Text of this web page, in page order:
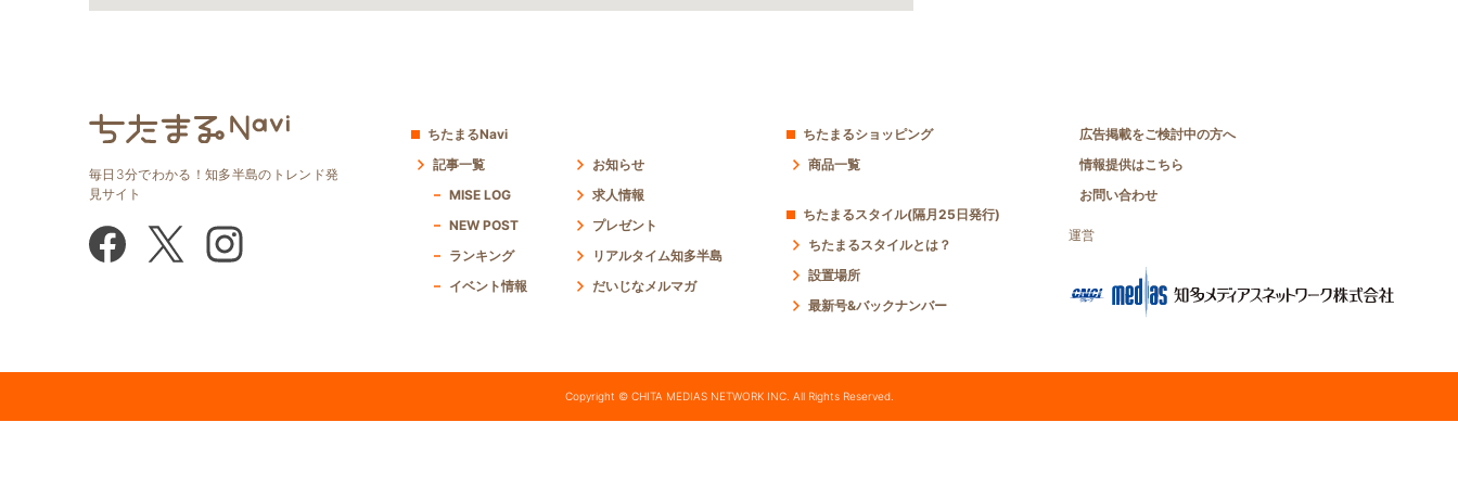
毎日3分でわかる！知多半島のトレンド発
見サイト
ちたまるNavi
記事一覧
MISE LOG
NEW POST
ランキング
イベント情報
お知らせ
求人情報
プレゼント
リアルタイム知多半島
だいじなメルマガ
ちたまるショッピング
商品一覧
ちたまるスタイル(隔月25日発行)
ちたまるスタイルとは？
設置場所
最新号&バックナンバー
広告掲載をご検討中の方へ
情報提供はこちら
お問い合わせ
運営
Copyright © CHITA MEDIAS NETWORK INC. All Rights Reserved.